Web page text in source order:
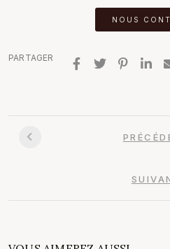
NOUS
PARTAGER